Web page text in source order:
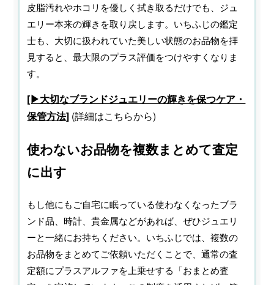
皮脂汚れやホコリを優しく拭き取るだけでも、ジュ
エリー本来の輝きを取り戻します。いちふじの鑑定
士も、大切に扱われていた美しい状態のお品物を拝
見すると、最大限のプラス評価をつけやすくなりま
す。
[▶大切なブランドジュエリーの輝きを保つケア・
保管方法] (詳細はこちらから)
使わないお品物を複数まとめて査定
に出す
もし他にもご自宅に眠っている使わなくなったブラ
ンド品、時計、貴金属などがあれば、ぜひジュエリ
ーと一緒にお持ちください。いちふじでは、複数の
お品物をまとめてご依頼いただくことで、通常の査
定額にプラスアルファを上乗せする「おまとめ査